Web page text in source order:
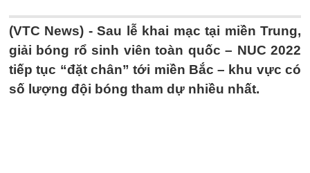
(VTC News) -Sau lễ khai mạc tại miền Trung,
giải bóng rổ sinh viên toàn quốc – NUC 2022
tiếp tục “đặt chân” tới miền Bắc – khu vực có
số lượng đội bóng tham dự nhiều nhất.